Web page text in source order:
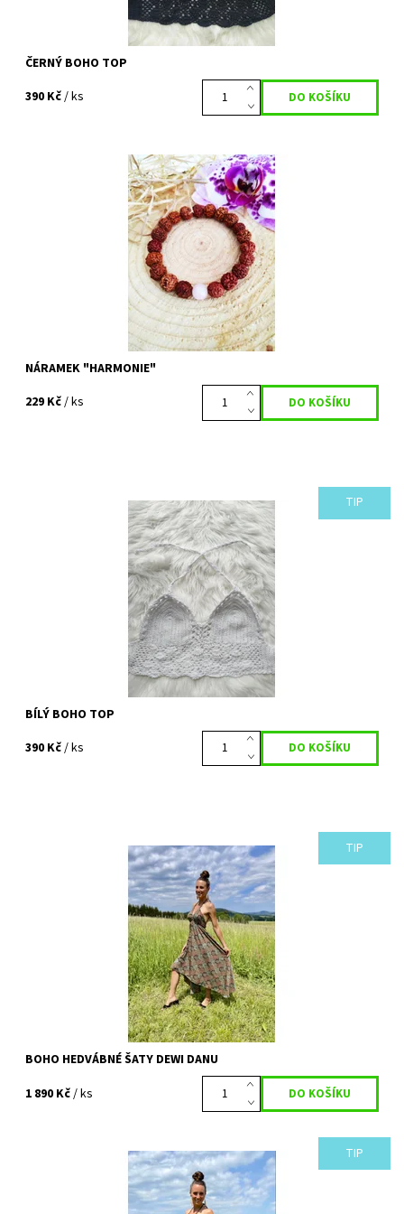
ČERNÝ BOHO TOP
390 Kč/ ks
Dokonalý přírodní doplněk. Noste náramek na zápěstí, aby byl
zajištěn těsný kontakt s pokožkou. RUDRAKSHA, neboli semínko
Vyprodáno
NÁRAMEK "HARMONIE"
229 Kč/ ks
TIP
Krásný andělsky bílý háčkovaný top. Letní kousek, který by
neměl chybět v šatníku. Kombinovat ho se šortkami a sukněmi
lze na všechny způsoby, nebo...
Vyprodáno
BÍLÝ BOHO TOP
390 Kč/ ks
TIP
Překrásné hedvábné šaty, pojmenované Balijské bohyni vody,
jezer a řek- DEWI DANU. Udělají bohyni i z vás. Dokonale padnoucí
a přizpůsobivý střih,...
Vyprodáno
BOHO HEDVÁBNÉ ŠATY DEWI DANU
1 890 Kč/ ks
TIP
Překrásné hedvábné šaty, pojmenované Balijské bohyni
moudrosti- Sarasvátí. Udělají bohyni i z vás. Dokonale padnoucí a
přizpůsobivý střih, který...